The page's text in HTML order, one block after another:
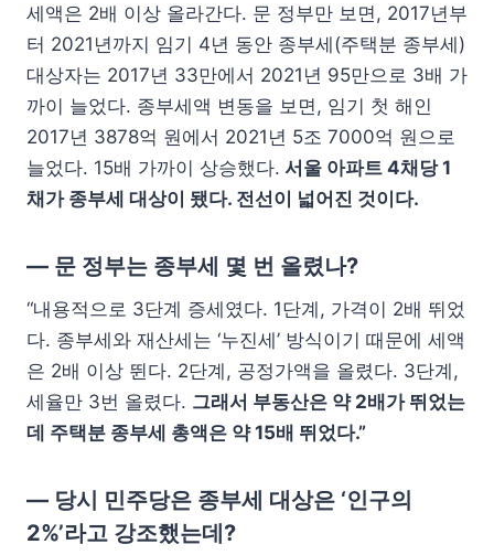
세액은 2배 이상 올라간다. 문 정부만 보면, 2017년부
터 2021년까지 임기 4년 동안 종부세(주택분 종부세)
대상자는 2017년 33만에서 2021년 95만으로 3배 가
까이 늘었다. 종부세액 변동을 보면, 임기 첫 해인
2017년 3878억 원에서 2021년 5조 7000억 원으로
늘었다. 15배 가까이 상승했다. 서울 아파트 4채당 1
채가 종부세 대상이 됐다. 전선이 넓어진 것이다.
— 문 정부는 종부세 몇 번 올렸나?
“내용적으로 3단계 증세였다. 1단계, 가격이 2배 뛰었
다. 종부세와 재산세는 ‘누진세’ 방식이기 때문에 세액
은 2배 이상 뛴다. 2단계, 공정가액을 올렸다. 3단계,
세율만 3번 올렸다. 그래서 부동산은 약 2배가 뛰었는
데 주택분 종부세 총액은 약 15배 뛰었다.”
— 당시 민주당은 종부세 대상은 ‘인구의
2%’라고 강조했는데?